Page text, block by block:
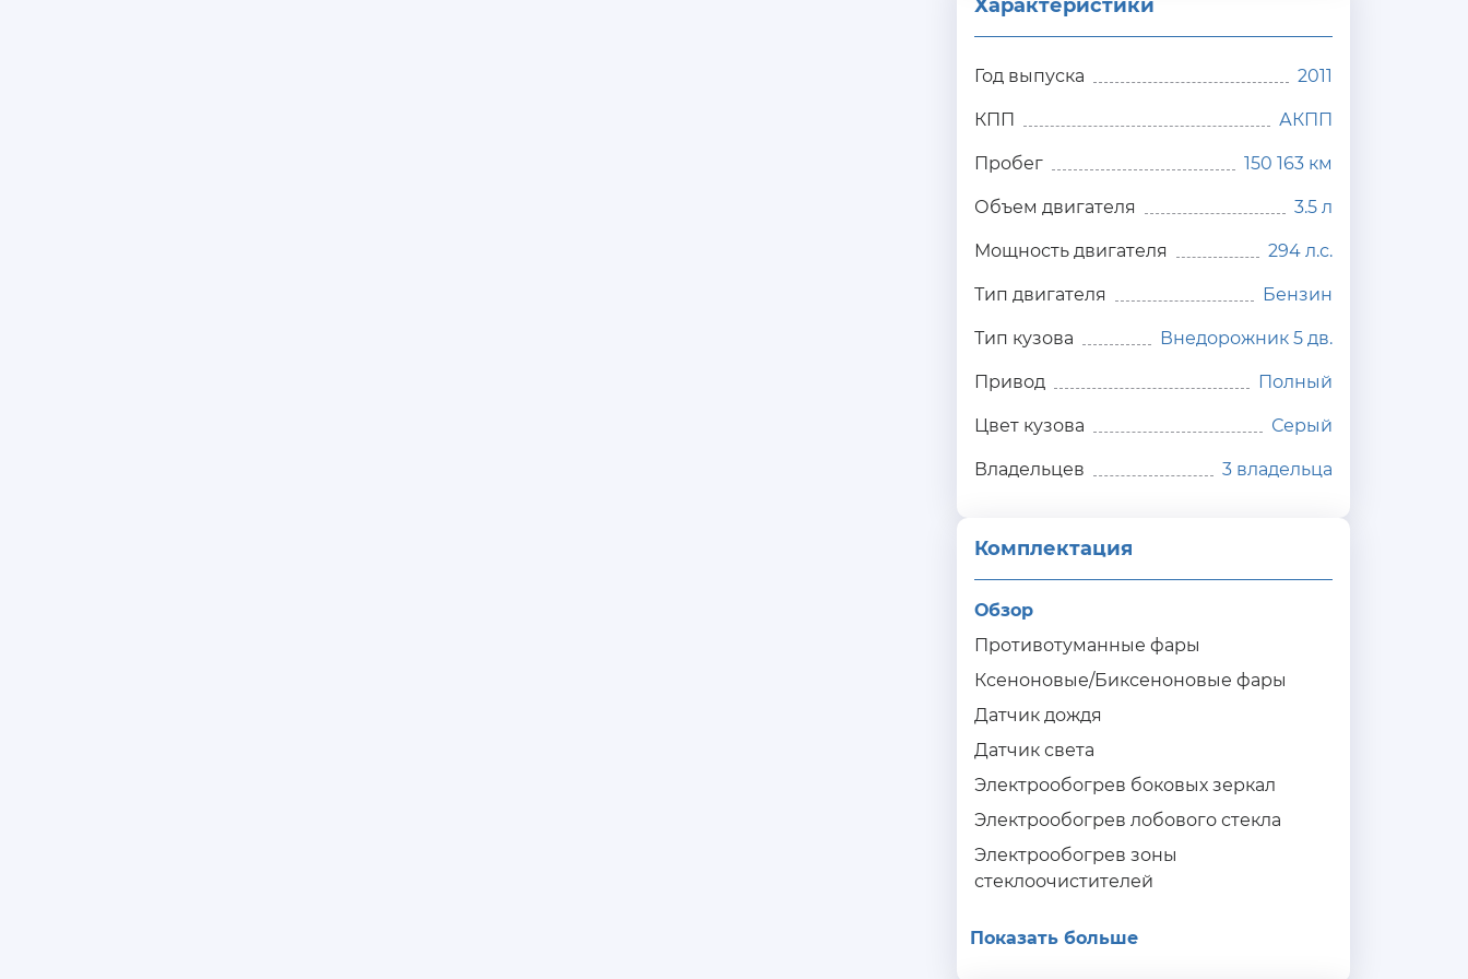
Характеристики
Год выпуска 2011
КПП АКПП
Пробег 150 163 км
Объем двигателя 3.5 л
Мощность двигателя 294 л.с.
Тип двигателя Бензин
Тип кузова Внедорожник 5 дв.
Привод Полный
Цвет кузова Серый
Владельцев 3 владельца
Комплектация
Обзор
Противотуманные фары
Ксеноновые/Биксеноновые фары
Датчик дождя
Датчик света
Электрообогрев боковых зеркал
Электрообогрев лобового стекла
Электрообогрев зоны
стеклоочистителей
Показать больше